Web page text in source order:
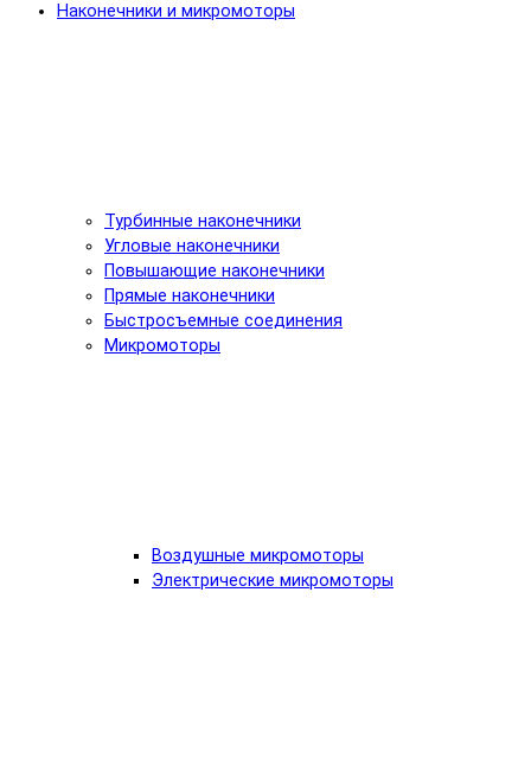
Наконечники и микромоторы
Турбинные наконечники
Угловые наконечники
Повышающие наконечники
Прямые наконечники
Быстросъемные соединения
Микромоторы
Воздушные микромоторы
Электрические микромоторы